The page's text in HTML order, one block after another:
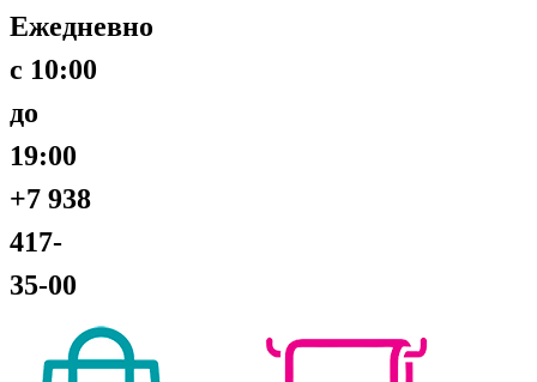
Ежедневно
с 10:00
до
19:00
+7 938
417-
35-00